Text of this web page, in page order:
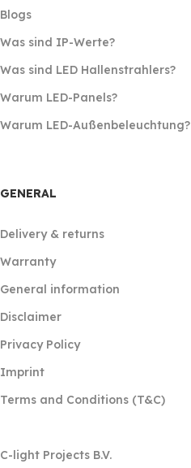
Blogs
Was sind IP-Werte?
Was sind LED Hallenstrahlers?
Warum LED-Panels?
Warum LED-Außenbeleuchtung?
GENERAL
Delivery & returns
Warranty
General information
Disclaimer
Privacy Policy
Imprint
Terms and Conditions (T&C)
C-light Projects B.V.